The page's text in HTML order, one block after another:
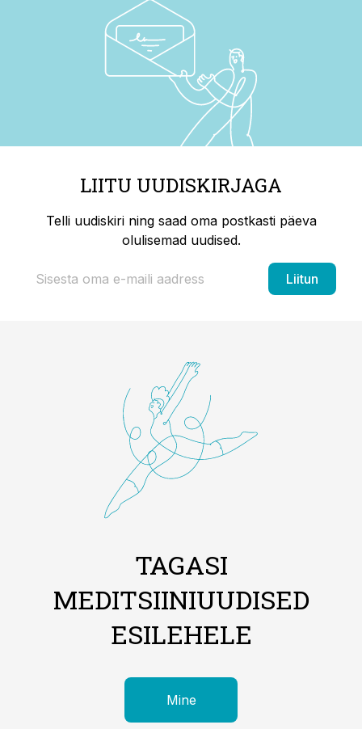
LIITU UUDISKIRJAGA
Telli uudiskiri ning saad oma postkasti päeva
olulisemad uudised.
Liitun
TAGASI
MEDITSIINIUUDISED
ESILEHELE
Mine